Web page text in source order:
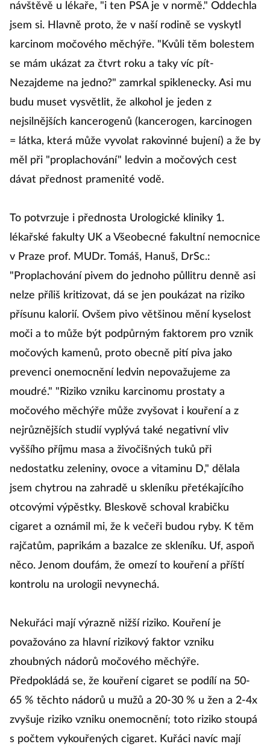
návštěvě u lékaře, "i ten PSA je v normě." Oddechla
jsem si. Hlavně proto, že v naší rodině se vyskytl
karcinom močového měchýře. "Kvůli těm bolestem
se mám ukázat za čtvrt roku a taky víc pít-
Nezajdeme na jedno?" zamrkal spiklenecky. Asi mu
budu muset vysvětlit, že alkohol je jeden z
nejsilnějších kancerogenů (kancerogen, karcinogen
= látka, která může vyvolat rakovinné bujení) a že by
měl při "proplachování" ledvin a močových cest
dávat přednost pramenité vodě.
To potvrzuje i přednosta Urologické kliniky 1.
lékařské fakulty UK a Všeobecné fakultní nemocnice
v Praze prof. MUDr. Tomáš, Hanuš, DrSc.:
"Proplachování pivem do jednoho půllitru denně asi
nelze příliš kritizovat, dá se jen poukázat na riziko
přísunu kalorií. Ovšem pivo většinou mění kyselost
moči a to může být podpůrným faktorem pro vznik
močových kamenů, proto obecně pití piva jako
prevenci onemocnění ledvin nepovažujeme za
moudré." "Riziko vzniku karcinomu prostaty a
močového měchýře může zvyšovat i kouření a z
nejrůznějších studií vyplývá také negativní vliv
vyššího příjmu masa a živočišných tuků při
nedostatku zeleniny, ovoce a vitaminu D," dělala
jsem chytrou na zahradě u skleníku přetékajícího
otcovými výpěstky. Bleskově schoval krabičku
cigaret a oznámil mi, že k večeři budou ryby. K těm
rajčatům, paprikám a bazalce ze skleníku. Uf, aspoň
něco. Jenom doufám, že omezí to kouření a příští
kontrolu na urologii nevynechá.
Nekuřáci mají výrazně nižší riziko. Kouření je
považováno za hlavní rizikový faktor vzniku
zhoubných nádorů močového měchýře.
Předpokládá se, že kouření cigaret se podílí na 50-
65 % těchto nádorů u mužů a 20-30 % u žen a 2-4x
zvyšuje riziko vzniku onemocnění; toto riziko stoupá
s počtem vykouřených cigaret. Kuřáci navíc mají